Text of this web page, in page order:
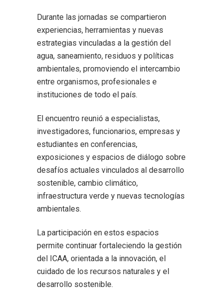
Durante las jornadas se compartieron
experiencias, herramientas y nuevas
estrategias vinculadas a la gestión del
agua, saneamiento, residuos y políticas
ambientales, promoviendo el intercambio
entre organismos, profesionales e
instituciones de todo el país.
El encuentro reunió a especialistas,
investigadores, funcionarios, empresas y
estudiantes en conferencias,
exposiciones y espacios de diálogo sobre
desafíos actuales vinculados al desarrollo
sostenible, cambio climático,
infraestructura verde y nuevas tecnologías
ambientales.
La participación en estos espacios
permite continuar fortaleciendo la gestión
del ICAA, orientada a la innovación, el
cuidado de los recursos naturales y el
desarrollo sostenible.